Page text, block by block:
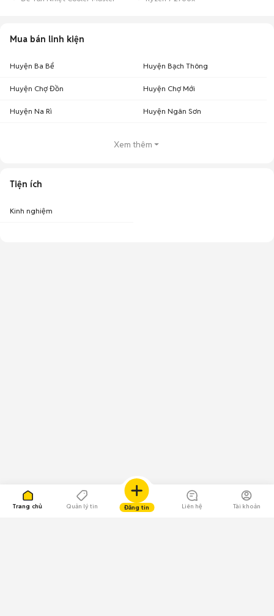
Trang chủ Quản lý tin Đăng tin Liên hệ Tài khoản
Mua bán linh kiện
Huyện Ba Bể Huyện Bạch Thông
Huyện Chợ Đồn Huyện Chợ Mới
Huyện Na Rì Huyện Ngân Sơn
Xem thêm
Tiện ích
Kinh nghiệm